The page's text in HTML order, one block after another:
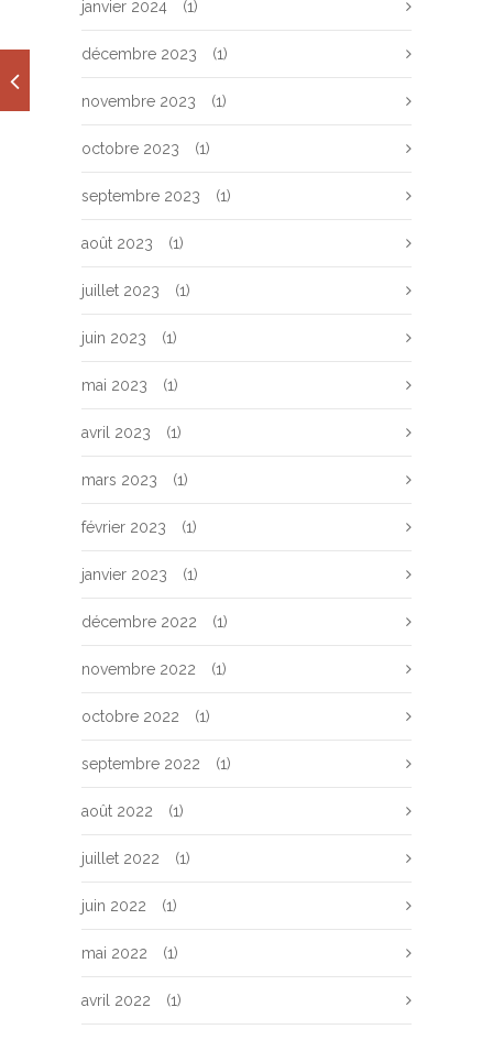
janvier 2024 (1)
décembre 2023 (1)
novembre 2023 (1)
octobre 2023 (1)
septembre 2023 (1)
août 2023 (1)
juillet 2023 (1)
juin 2023 (1)
mai 2023 (1)
avril 2023 (1)
mars 2023 (1)
février 2023 (1)
janvier 2023 (1)
décembre 2022 (1)
novembre 2022 (1)
octobre 2022 (1)
septembre 2022 (1)
août 2022 (1)
juillet 2022 (1)
juin 2022 (1)
mai 2022 (1)
avril 2022 (1)